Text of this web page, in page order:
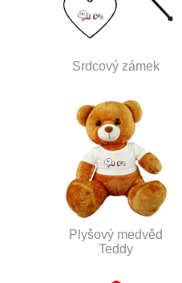
Srdcový zámek
Plyšový medvěd
Teddy